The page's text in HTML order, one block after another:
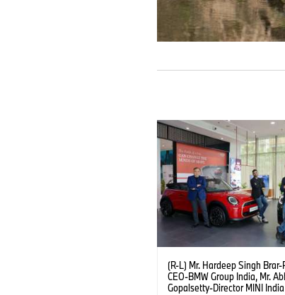
(R-L) Mr. Hardeep Singh
CEO-BMW Group India, Mr.
Gopalsetty-Director MINI